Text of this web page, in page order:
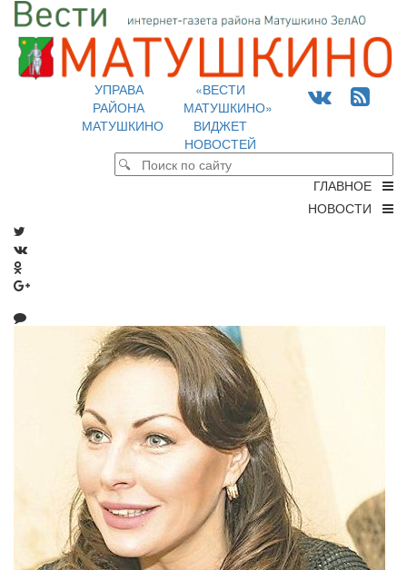
УПРАВА
РАЙОНА
МАТУШКИНО
«ВЕСТИ
МАТУШКИНО»
ВИДЖЕТ
НОВОСТЕЙ
ГЛАВНОЕ
НОВОСТИ